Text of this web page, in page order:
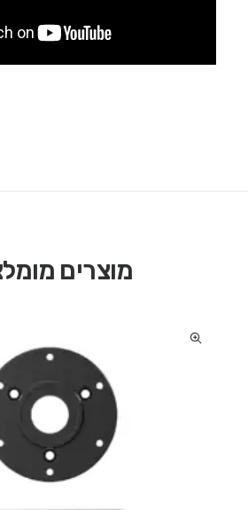
מוצרים